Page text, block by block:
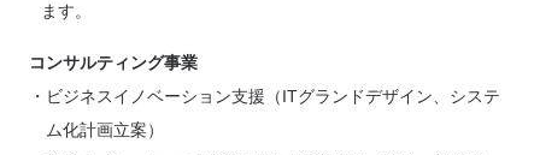
ます。
コンサルティング事業
ビジネスイノベーション支援（ITグランドデザイン、システ
ム化計画立案）